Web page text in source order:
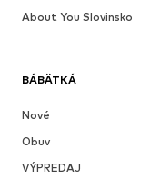
BÁBÄTKÁ
Nové
Obuv
VÝPREDAJ
About You Slovinsko